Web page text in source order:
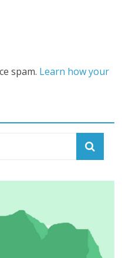
spam. Learn how your